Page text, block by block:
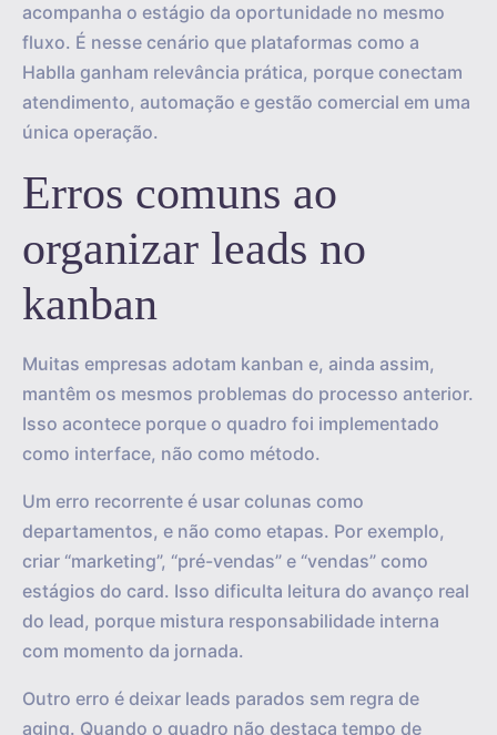
acompanha o estágio da oportunidade no mesmo
fluxo. É nesse cenário que plataformas como a
Hablla ganham relevância prática, porque conectam
atendimento, automação e gestão comercial em uma
única operação.
Erros comuns ao
organizar leads no
kanban
Muitas empresas adotam kanban e, ainda assim,
mantêm os mesmos problemas do processo anterior.
Isso acontece porque o quadro foi implementado
como interface, não como método.
Um erro recorrente é usar colunas como
departamentos, e não como etapas. Por exemplo,
criar “marketing”, “pré-vendas” e “vendas” como
estágios do card. Isso dificulta leitura do avanço real
do lead, porque mistura responsabilidade interna
com momento da jornada.
Outro erro é deixar leads parados sem regra de
aging. Quando o quadro não destaca tempo de